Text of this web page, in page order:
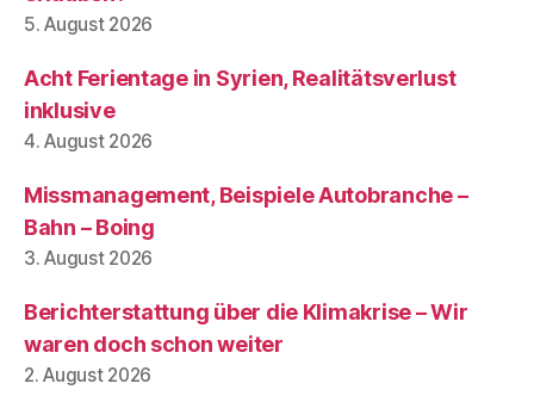
5. August 2026
Acht Ferientage in Syrien, Realitätsverlust
inklusive
4. August 2026
Missmanagement, Beispiele Autobranche –
Bahn – Boing
3. August 2026
Berichterstattung über die Klimakrise – Wir
waren doch schon weiter
2. August 2026